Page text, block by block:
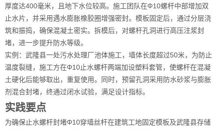
厚度达400毫米，且地下水位较高。施工团队在Φ10螺杆中部增加双
止水片，并采用遇水膨胀橡胶圈增强密封。模板固定后，通过分层浇
筑和振捣，确保混凝土密实。拆模后，对螺杆孔洞进行高压注浆封
堵，进一步提升防水等级。
实例：武隆县一处污水处理厂池体施工，墙体长度超过50米，为防止
温度裂缝，施工方在Φ10止水螺杆两端加设塑料套管，使螺杆在混凝
土硬化后能够取出，重复使用。同时，预留孔洞采用防水砂浆与膨胀
剂混合封堵，终通过闭水试验，满足设计指标。
实践要点
为确保止水螺杆封堵Φ10穿墙丝杆在建筑工地固定模板及武隆县存储